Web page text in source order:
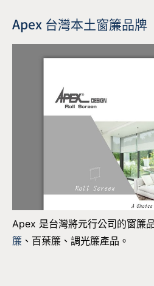
Apex 台灣本土窗簾品牌
Apex 是台灣將元行公司的窗簾
簾 、百葉簾、調光簾產品。